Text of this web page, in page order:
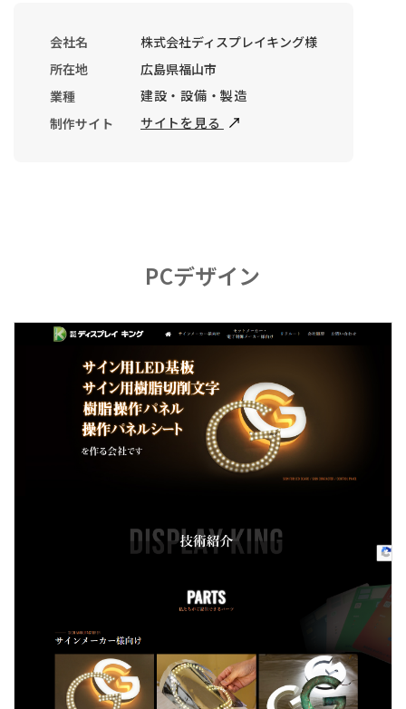
会社名
株式会社ディスプレイキング様
所在地
広島県福山市
業種
建設・設備・製造
制作サイト
サイトを見る
PCデザイン